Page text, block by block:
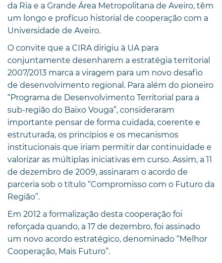
da Ria e a Grande Área Metropolitana de Aveiro, têm
um longo e profícuo historial de cooperação com a
Universidade de Aveiro.
O convite que a CIRA dirigiu à UA para
conjuntamente desenharem a estratégia territorial
2007/2013 marca a viragem para um novo desafio
de desenvolvimento regional. Para além do pioneiro
“Programa de Desenvolvimento Territorial para a
sub-região do Baixo Vouga”, consideraram
importante pensar de forma cuidada, coerente e
estruturada, os princípios e os mecanismos
institucionais que iriam permitir dar continuidade e
valorizar as múltiplas iniciativas em curso. Assim, a 11
de dezembro de 2009, assinaram o acordo de
parceria sob o título “Compromisso com o Futuro da
Região”.
Em 2012 a formalização desta cooperação foi
reforçada quando, a 17 de dezembro, foi assinado
um novo acordo estratégico, denominado “Melhor
Cooperação, Mais Futuro”.